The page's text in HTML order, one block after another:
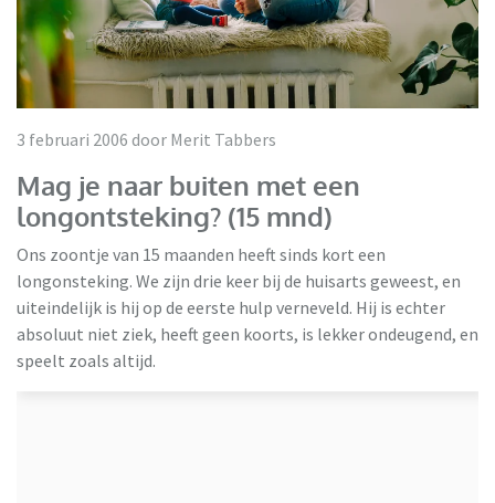
3 februari 2006 door Merit Tabbers
Mag je naar buiten met een
longontsteking? (15 mnd)
Ons zoontje van 15 maanden heeft sinds kort een
longonsteking. We zijn drie keer bij de huisarts geweest, en
uiteindelijk is hij op de eerste hulp verneveld. Hij is echter
absoluut niet ziek, heeft geen koorts, is lekker ondeugend, en
speelt zoals altijd.